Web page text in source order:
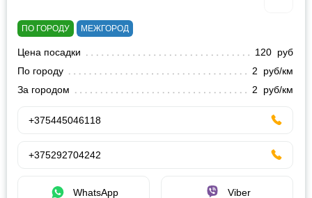
ПО ГОРОДУ МЕЖГОРОД
Цена посадки
120 руб
По городу
2 руб/км
За городом
2 руб/км
+375445046118
+375292704242
WhatsApp Viber